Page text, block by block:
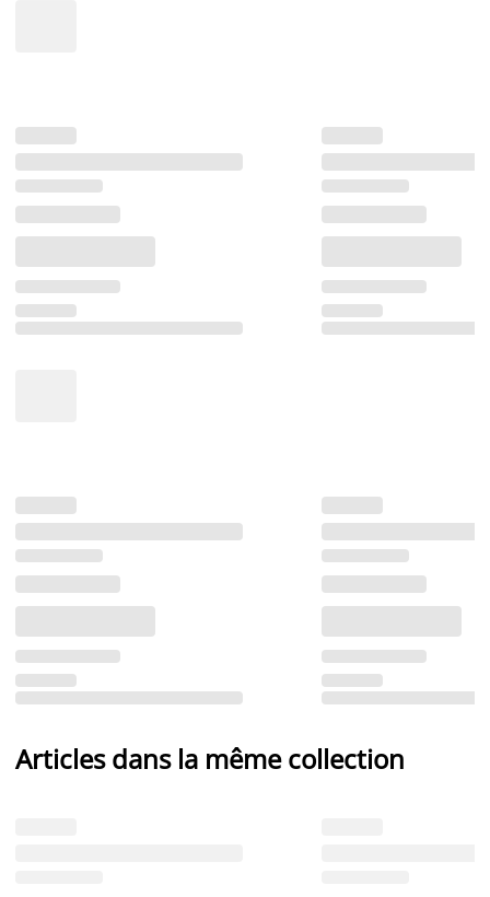
Articles dans la même collection